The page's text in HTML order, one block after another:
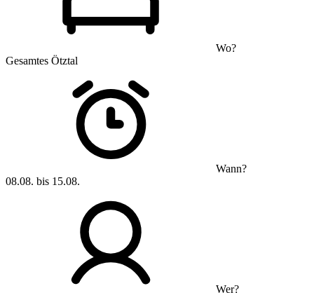
Wo?
Gesamtes Ötztal
Wann?
08.08. bis 15.08.
Wer?